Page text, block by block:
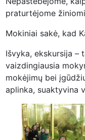
praturtėjome
Mokiniai sakė, kad
Išvyka, ekskursija –
vaizdingiausia
mokėjimų bei
aplinka, suaktyvina